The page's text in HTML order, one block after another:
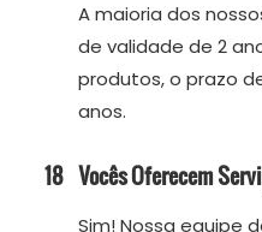
A maioria dos
de validade de 2
produtos, o prazo
anos.
18 Vocês Oferecem
Sim! Nossa equipe